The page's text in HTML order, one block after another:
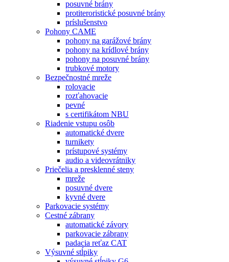
posuvné brány
protiteroristické posuvné brány
príslušenstvo
Pohony CAME
pohony na garážové brány
pohony na krídlové brány
pohony na posuvné brány
trubkové motory
Bezpečnostné mreže
rolovacie
rozťahovacie
pevné
s certifikátom NBU
Riadenie vstupu osôb
automatické dvere
turnikety
prístupové systémy
audio a videovrátniky
Priečelia a presklenné steny
mreže
posuvné dvere
kyvné dvere
Parkovacie systémy
Cestné zábrany
automatické závory
parkovacie zábrany
padacia reťaz CAT
Výsuvné stĺpiky